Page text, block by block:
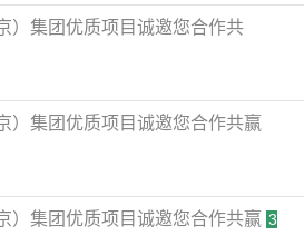
）集团优质项目诚邀您合作共
）集团优质项目诚邀您合作共赢
）集团优质项目诚邀您合作共赢 3